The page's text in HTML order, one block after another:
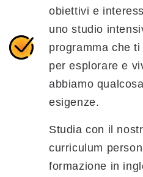
obiettivi e
uno studio
programma che
per esplorare e
abbiamo
esigenze.
Studia con il
curriculum
formazione in